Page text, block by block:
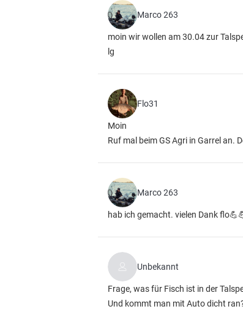
Marco 263
moin wir wollen am 30.04 zur
lg
Flo31
Moin
Ruf mal beim GS Agri in Garrel an.
Marco 263
hab ich gemacht. vielen Dank
Unbekannt
Frage, was für Fisch ist in der
Und kommt man mit Auto dicht